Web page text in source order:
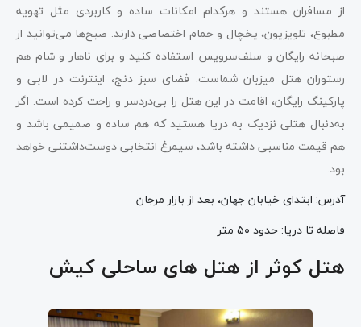
از مسافران هستند و هرکدام امکانات ساده و کاربردی مثل تهویه
مطبوع، تلویزیون، یخچال و حمام اختصاصی دارند. صبح‌ها می‌توانید از
صبحانه رایگان و سلف‌سرویس استفاده کنید و برای ناهار و شام هم
رستوران هتل میزبان شماست. فضای سبز دنج، اینترنت در لابی و
پارکینگ رایگان، اقامت در این هتل را بی‌دردسر و راحت کرده است. اگر
به‌دنبال هتلی نزدیک به دریا هستید که هم ساده و صمیمی باشد و
هم قیمت مناسبی داشته باشد، سیمرغ انتخابی دوست‌داشتنی خواهد
بود.
آدرس: ابتدای خیابان جهان، بعد از بازار مرجان
فاصله تا دریا: حدود ۵۰ متر
هتل کوثر از هتل های ساحلی کیش